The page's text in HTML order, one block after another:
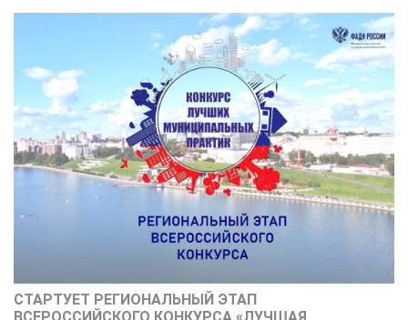
СТАРТУЕТ РЕГИОНАЛЬНЫЙ ЭТАП